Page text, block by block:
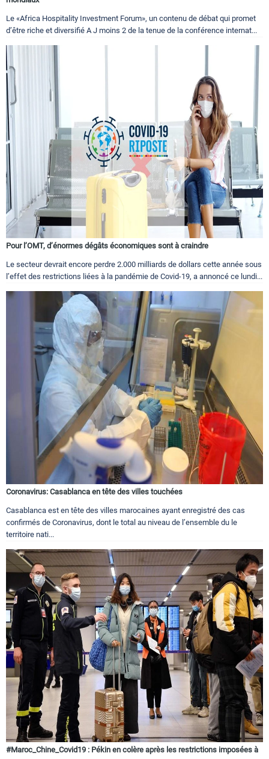
Le «Africa Hospitality Investment Forum», un contenu de débat qui promet
d’être riche et diversifié A J moins 2 de la tenue de la conférence internat...
Pour l’OMT, d’énormes dégâts économiques sont à craindre
Le secteur devrait encore perdre 2.000 milliards de dollars cette année sous
l’effet des restrictions liées à la pandémie de Covid-19, a annoncé ce lundi...
Coronavirus: Casablanca en tête des villes touchées
Casablanca est en tête des villes marocaines ayant enregistré des cas
confirmés de Coronavirus, dont le total au niveau de l’ensemble du le
territoire nati...
#Maroc_Chine_Covid19 : Pékin en colère après les restrictions imposées à